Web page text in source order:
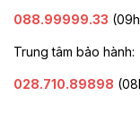
088.99999.33
Trung tâm bảo hành:
028.710.89898